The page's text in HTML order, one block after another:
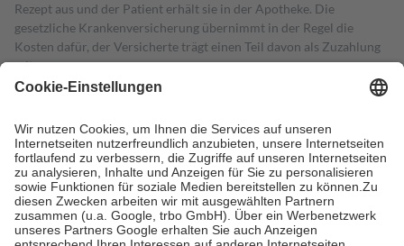
Rezept aus und der Patient erhält sie in der Apotheke. Die
gesetzliche Krankenversicherung übernimmt in der Regel die
Kosten dafür, der Versicherte trägt einen Teil davon als Zuzahlung
mit.
Grundsätzlich leisten Mitglieder Zuzahlungen in Höhe von zehn
höchstens zehn Euro.
Es sind jedoch nie mehr als die tatsächlichen
Kosten der Leistung zu entrichten.
Diese Regeln gelten grundsätzlich auch für Online-Apotheken.
Bei Heilmitteln und häuslicher Krankenpflege beträgt die
Zuzahlung zehn Prozent der Kosten sowie zehn Euro je
Verordnung.
Um das Engagement der Versicherten für ihre eigene Gesundheit zu